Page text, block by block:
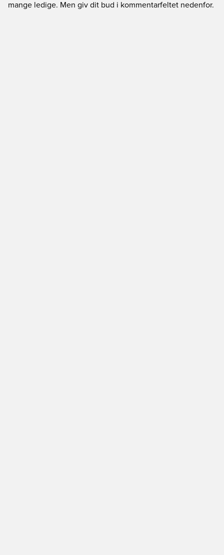
mange ledige. Men giv dit bud i kommentarfeltet nedenfor.